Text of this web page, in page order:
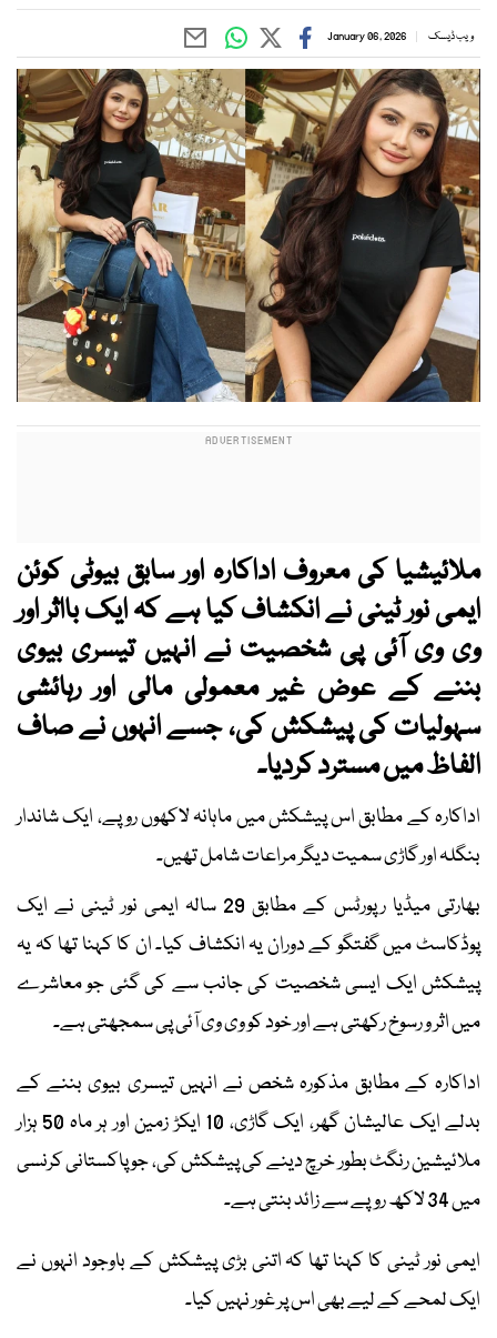
ویب ڈیسک January 06, 2026
ملائیشیا کی معروف اداکارہ اور سابق بیوٹی کوئن
ایمی نور ٹینی نے انکشاف کیا ہے کہ ایک بااثر اور
وی وی آئی پی شخصیت نے انہیں تیسری بیوی
بننے کے عوض غیر معمولی مالی اور رہائشی
سہولیات کی پیشکش کی، جسے انہوں نے صاف
الفاظ میں مسترد کردیا۔
اداکارہ کے مطابق اس پیشکش میں ماہانہ لاکھوں روپے، ایک شاندار
بنگلہ اور گاڑی سمیت دیگر مراعات شامل تھیں۔
بھارتی میڈیا رپورٹس کے مطابق 29 سالہ ایمی نور ٹینی نے ایک
پوڈکاسٹ میں گفتگو کے دوران یہ انکشاف کیا۔ ان کا کہنا تھا کہ یہ
پیشکش ایک ایسی شخصیت کی جانب سے کی گئی جو معاشرے
میں اثر و رسوخ رکھتی ہے اور خود کو وی وی آئی پی سمجھتی ہے۔
اداکارہ کے مطابق مذکورہ شخص نے انہیں تیسری بیوی بننے کے
بدلے ایک عالیشان گھر، ایک گاڑی، 10 ایکڑ زمین اور ہر ماہ 50 ہزار
ملائیشین رنگٹ بطور خرچ دینے کی پیشکش کی، جو پاکستانی کرنسی
میں 34 لاکھ روپے سے زائد بنتی ہے۔
ایمی نور ٹینی کا کہنا تھا کہ اتنی بڑی پیشکش کے باوجود انہوں نے
ایک لمحے کے لیے بھی اس پر غور نہیں کیا۔